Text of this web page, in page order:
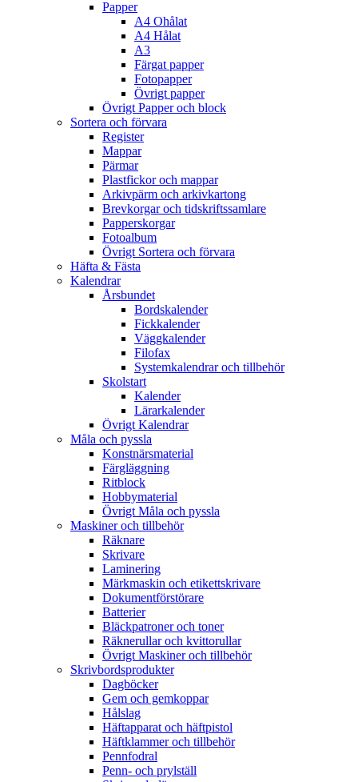
Papper
A4 Ohålat
A4 Hålat
A3
Färgat papper
Fotopapper
Övrigt papper
Övrigt Papper och block
Sortera och förvara
Register
Mappar
Pärmar
Plastfickor och mappar
Arkivpärm och arkivkartong
Brevkorgar och tidskriftssamlare
Papperskorgar
Fotoalbum
Övrigt Sortera och förvara
Häfta & Fästa
Kalendrar
Årsbundet
Bordskalender
Fickkalender
Väggkalender
Filofax
Systemkalendrar och tillbehör
Skolstart
Kalender
Lärarkalender
Övrigt Kalendrar
Måla och pyssla
Konstnärsmaterial
Färgläggning
Ritblock
Hobbymaterial
Övrigt Måla och pyssla
Maskiner och tillbehör
Räknare
Skrivare
Laminering
Märkmaskin och etikettskrivare
Dokumentförstörare
Batterier
Bläckpatroner och toner
Räknerullar och kvittorullar
Övrigt Maskiner och tillbehör
Skrivbordsprodukter
Dagböcker
Gem och gemkoppar
Hålslag
Häftapparat och häftpistol
Häftklammer och tillbehör
Pennfodral
Penn- och prylställ